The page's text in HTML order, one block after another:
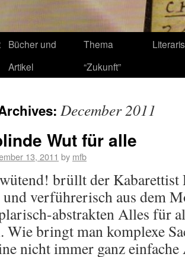
Bücher und
Artikel
Thema
“Zukunft”
December 2011
Wut für alle
13, 2011 by mfb
brüllt der
verführerisch aus dem
abstrakten Alles für
Wie bringt man komplexe
nicht immer ganz